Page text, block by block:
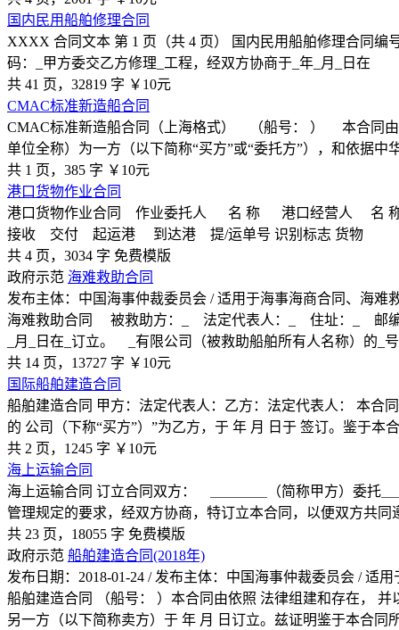
国内民用船舶修理合同
XXXX 合同文本 第 1 页（共 4 页） 国内民用船舶修理合同编
码：_甲方委交乙方修理_工程，经双方协商于_年_月_日在
共 41 页，32819 字 ￥10元
CMAC标准新造船合同
CMAC标准新造船合同（上海格式） （船号： ） 本合同由
单位全称）为一方（以下简称“买方”或“委托方”），和依据中
共 1 页，385 字 ￥10元
港口货物作业合同
港口货物作业合同 作业委托人 名 称 港口经营人
接收 交付 起运港 到达港 提/运单号 识别标志 货物
共 4 页，3034 字 免费模版
政府示范 海难救助合同
发布主体：中国海事仲裁委员会 / 适用于海事海商合同、海难
海难救助合同 被救助方：_ 法定代表人：_ 住址：_ 邮
_月_日在_订立。 _有限公司（被救助船舶所有人名称）的_
共 14 页，13727 字 ￥10元
国际船舶建造合同
船舶建造合同 甲方：法定代表人：乙方：法定代表人： 本合
的 公司（下称“买方”）”为乙方，于 年 月 日于 签订。鉴于本
共 2 页，1245 字 ￥10元
海上运输合同
海上运输合同 订立合同双方： ＿＿＿＿（简称甲方）委托
管理规定的要求，经双方协商，特订立本合同，以便双方共
共 23 页，18055 字 免费模版
政府示范 船舶建造合同(2018年)
发布日期：2018-01-24 / 发布主体：中国海事仲裁委员会 / 适
船舶建造合同 （船号： ）本合同由依照 法律组建和存在，
另一方（以下简称卖方）于 年 月 日订立。兹证明鉴于本合同